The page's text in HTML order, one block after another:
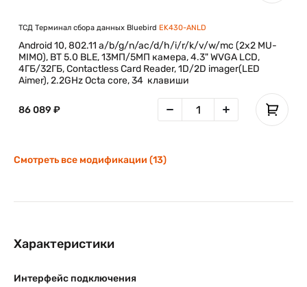
ТСД Терминал сбора данных Bluebird EK430-ANLD
Android 10, 802.11 a/b/g/n/ac/d/h/i/r/k/v/w/mc (2x2 MU-
MIMO), BT 5.0 BLE, 13МП/5МП камера, 4.3" WVGA LCD,
4ГБ/32ГБ, Contactless Card Reader, 1D/2D imager(LED
Aimer), 2.2GHz Octa core, 34 клавиши
86 089 ₽
Смотреть все модификации (13)
Характеристики
Интерфейс подключения